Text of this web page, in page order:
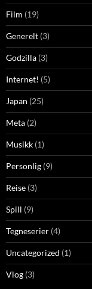
Film (19)
Generelt (3)
Godzilla (3)
Internet! (5)
Japan (25)
Meta (2)
Musikk (1)
Personlig (9)
Reise (3)
Spill (9)
Tegneserier (4)
Uncategorized (1)
Vlog (3)